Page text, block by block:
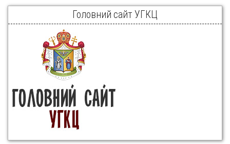
Головний сайт УГКЦ